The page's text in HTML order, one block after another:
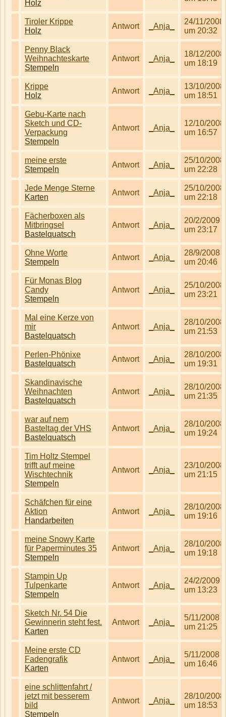
Holz
Tiroler Krippe
Holz
Antwort _Anja_
24/11/2008
um 20:32
Penny Black
Weihnachteskarte
Stempeln
Antwort _Anja_
18/12/2008
um 18:19
Krippe
Holz
Antwort _Anja_
13/10/2008
um 18:51
Gebu-Karte nach
Sketch und CD-
Verpackung
Stempeln
Antwort _Anja_
12/10/2008
um 16:57
meine erste
Stempeln
Antwort _Anja_
25/10/2008
um 22:28
Jede Menge Sterne
Karten
Antwort _Anja_
25/10/2008
um 22:18
Fächerboxen als
Mitbringsel
Bastelquatsch
Antwort _Anja_
20/2/2009
um 23:17
Ohne Worte
Stempeln
Antwort _Anja_
28/9/2008
um 20:46
Für Monas Blog
Candy
Stempeln
Antwort _Anja_
25/10/2008
um 23:21
Mal eine Kerze von
mir
Bastelquatsch
Antwort _Anja_
28/10/2008
um 21:53
Perlen-Phönixe
Bastelquatsch
Antwort _Anja_
28/10/2008
um 19:31
Skandinavische
Weihnachten
Bastelquatsch
Antwort _Anja_
28/10/2008
um 21:35
war auf nem
Basteltag der VHS
Bastelquatsch
Antwort _Anja_
28/10/2008
um 19:24
Tim Holtz Stempel
trifft auf meine
Wischtechnik
Stempeln
Antwort _Anja_
23/10/2008
um 21:15
Schäfchen für eine
Aktion
Handarbeiten
Antwort _Anja_
28/10/2008
um 19:16
meine Snowy Karte
für Paperminutes 35
Stempeln
Antwort _Anja_
28/10/2008
um 19:18
Stampin Up
Tulpenkarte
Stempeln
Antwort _Anja_
24/2/2009
um 13:23
Sketch Nr. 54 Die
Gewinnerin steht fest.
Karten
Antwort _Anja_
5/11/2008
um 21:25
Meine erste CD
Fadengrafik
Karten
Antwort _Anja_
5/11/2008
um 16:46
eine schlittenfahrt /
jetzt mit besserem
bild
Stempeln
Antwort _Anja_
28/10/2008
um 18:53